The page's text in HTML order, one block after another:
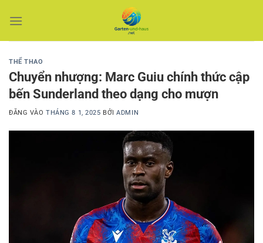
qua
THỂ THAO
Chuyển nhượng: Marc Guiu chính thức cập
bến Sunderland theo dạng cho mượn
ĐĂNG VÀOTHÁNG 8 1, 2025 BỞIADMIN